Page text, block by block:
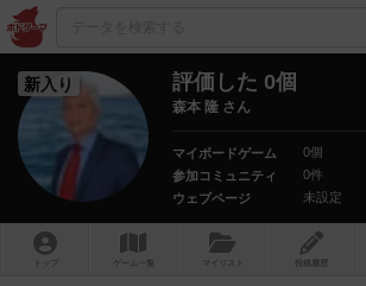
新入り 評価した 0個
森本 隆 さん
マイボードゲーム
0個
参加コミュニティ
0件
ウェブページ
未設定
トップ ゲーム一覧 マイリスト 投稿履歴